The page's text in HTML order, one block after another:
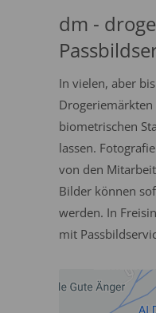
dm -
In vielen, aber
Drogeriemärkten
biometrischen
lassen.
von den
Bilder können
werden. In
mit